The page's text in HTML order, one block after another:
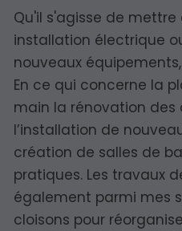
Qu'il s'agisse de mettre
installation électrique
nouveaux
En ce qui concerne la
main la rénovation des
l’installation de
création de salles de
pratiques. Les travaux
également parmi mes
cloisons pour